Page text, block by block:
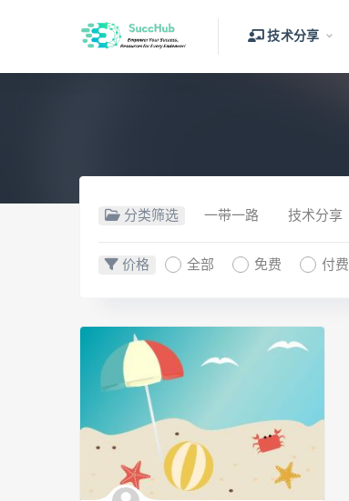
技术分享
分类筛选 一带一路 技术分享
价格 全部 免费 付费